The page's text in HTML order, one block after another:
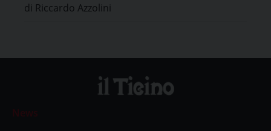
di Riccardo Azzolini
News